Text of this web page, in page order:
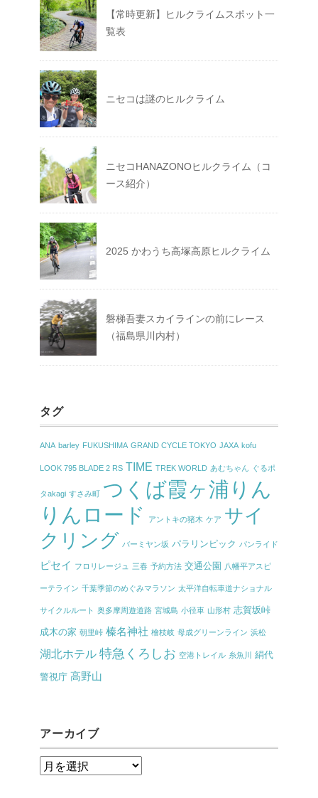
【常時更新】ヒルクライムスポット一
覧表
ニセコは謎のヒルクライム
ニセコHANAZONOヒルクライム（コ
ース紹介）
2025 かわうち高塚高原ヒルクライム
磐梯吾妻スカイラインの前にレース
（福島県川内村）
タグ
ANA barley FUKUSHIMA GRAND CYCLE TOKYO JAXA kofu
LOOK 795 BLADE 2 RS TIME TREK WORLD あむちゃん ぐるポ
タakagi すさみ町 つくば霞ヶ浦りん
りんロード
アントキの猪木 ケア サイ
クリング バーミヤン坂 パラリンピック パンライド
ピセイ フロリレージュ 三春 予約方法 交通公園 八幡平アスピ
ーテライン 千葉季節のめぐみマラソン 太平洋自転車道ナショナル
サイクルルート 奥多摩周遊道路 宮城島 小径車 山形村 志賀坂峠
成木の家 朝里峠 榛名神社 檜枝岐 母成グリーンライン 浜松
湖北ホテル 特急くろしお 空港トレイル 糸魚川 絹代
警視庁 高野山
アーカイブ
ア